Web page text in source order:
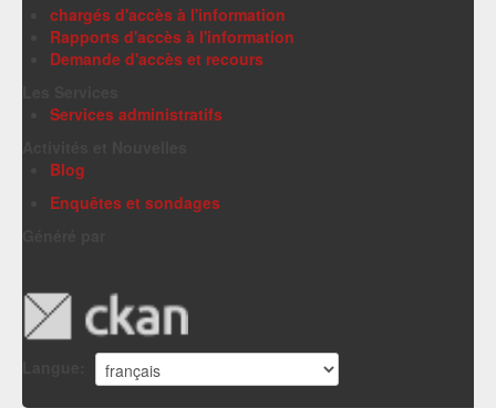
chargés d'accès à l'information
Rapports d'accès à l'information
Demande d'accès et recours
Services administratifs
Blog
Enquêtes et sondages